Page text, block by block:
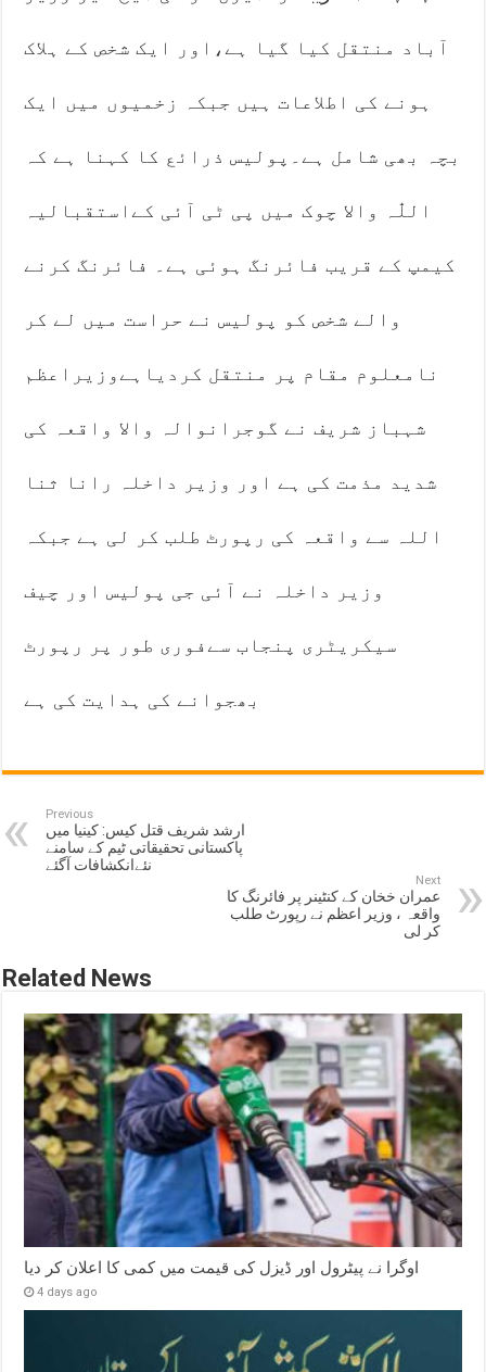
آباد منتقل کیا گیا ہے،اور ایک شخص کے ہلاک
ہونے کی اطلاعات ہیں جبکہ زخمیوں میں ایک
بچہ بھی شامل ہے۔پولیس ذرائع کا کہنا ہے کہ
اللّٰہ والا چوک میں پی ٹی آئی کےاستقبالیہ
کیمپ کے قریب فائرنگ ہوئی ہے۔ فائرنگ کرنے
والے شخص کو پولیس نے حراست میں لے کر
نامعلوم مقام پر منتقل کردیاہےوزیراعظم
شہباز شریف نے گوجرانوالہ والا واقعہ کی
شدید مذمت کی ہے اور وزیر داخلہ رانا ثنا
اللہ سے واقعہ کی رپورٹ طلب کر لی ہے جبکہ
وزیر داخلہ نے آئی جی پولیس اور چیف
سیکریٹری پنجاب سےفوری طور پر رپورٹ
بھجوانے کی ہدایت کی ہے
Previous
ارشد شریف قتل کیس: کینیا میں
پاکستانی تحقیقاتی ٹیم کے سامنے
نئےانکشافات آگئے
Next
عمران خخان کے کنٹینر پر فائرنگ کا
واقعہ ، وزیر اعظم نے رپورٹ طلب
کر لی
Related News
اوگرا نے پیٹرول اور ڈیزل کی قیمت میں کمی کا اعلان کر دیا
4 days ago